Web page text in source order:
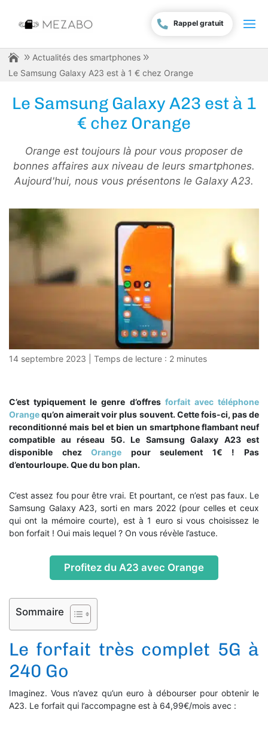
Rappel gratuit
Actualités des smartphones
Le Samsung Galaxy A23 est à 1 € chez Orange
Le Samsung Galaxy A23 est à 1
€ chez Orange
Orange est toujours là pour vous proposer de
bonnes affaires aux niveau de leurs smartphones.
Aujourd'hui, nous vous présentons le Galaxy A23.
14 septembre 2023 Temps de lecture : 2 minutes
C’est typiquement le genre d’offres forfait avec téléphone
Orangequ’on aimerait voir plus souvent. Cette fois-ci, pas de
reconditionné mais bel et bien un smartphone flambant neuf
compatible au réseau 5G. Le Samsung Galaxy A23 est
disponible chezOrange pour seulement 1€ ! Pas
d’entourloupe. Que du bon plan.
C’est assez fou pour être vrai. Et pourtant, ce n’est pas faux. Le
Samsung Galaxy A23, sorti en mars 2022 (pour celles et ceux
qui ont la mémoire courte), est à 1 euro si vous choisissez le
bon forfait ! Oui mais lequel ? On vous révèle l’astuce.
Profitez du A23 avec Orange
Sommaire
Le forfait très complet 5G à
240 Go
Imaginez. Vous n’avez qu’un euro à débourser pour obtenir le
A23. Le forfait qui l’accompagne est à 64,99€/mois avec :